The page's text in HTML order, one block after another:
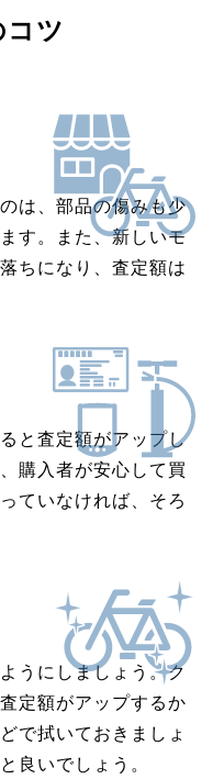
コツ
は、部品の傷みも少
す。また、新しいモ
ちになり、査定額は
と査定額がアップし
購入者が安心して買
ていなければ、そろ
うにしましょう。ク
定額がアップするか
で拭いておきましょ
良いでしょう。